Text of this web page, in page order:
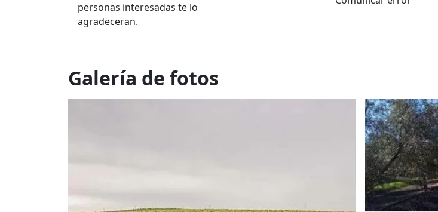
personas interesadas te lo
agradeceran.
Galería de fotos